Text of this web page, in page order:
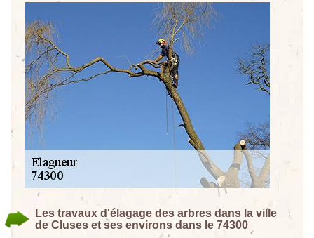
Les travaux d'élagage des arbres dans la ville
de Cluses et ses environs dans le 74300